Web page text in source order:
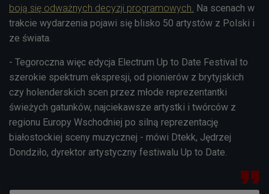
boją się odważnych decyzji programowych. Na scenach w
trakcie wydarzenia pojawi się blisko 50 artystów z Polski i
ze świata.
- Tegoroczna więc edycja Electrum Up to Date Festival to
szerokie spektrum ekspresji, od pionierów z brytyjskich
czy holenderskich scen przez młode reprezentantki
świeżych gatunków, najciekawsze artystki i twórców z
regionu Europy Wschodniej po silną reprezentację
białostockiej sceny muzycznej - mówi Dtekk, Jędrzej
Dondziło, dyrektor artystyczny festiwalu Up to Date.